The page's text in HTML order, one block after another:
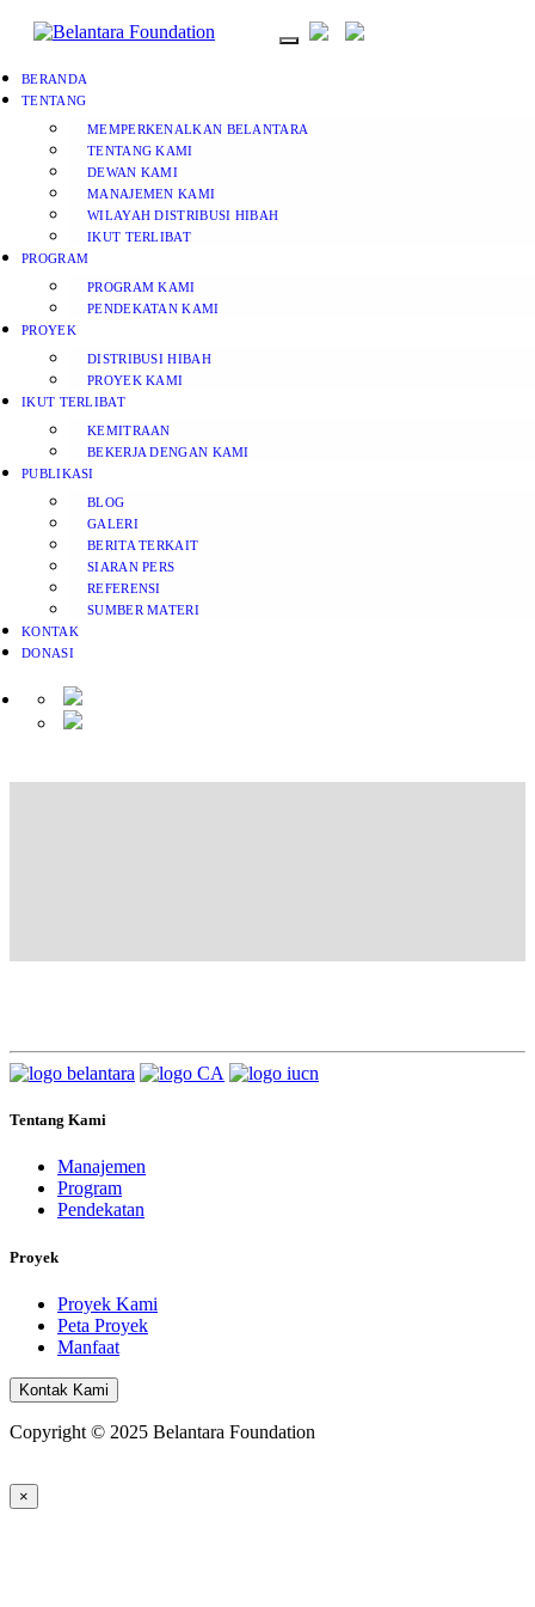
BERANDA
TENTANG
MEMPERKENALKAN BELANTARA
TENTANG KAMI
DEWAN KAMI
MANAJEMEN KAMI
WILAYAH DISTRIBUSI HIBAH
IKUT TERLIBAT
PROGRAM
PROGRAM KAMI
PENDEKATAN KAMI
PROYEK
DISTRIBUSI HIBAH
PROYEK KAMI
IKUT TERLIBAT
KEMITRAAN
BEKERJA DENGAN KAMI
PUBLIKASI
BLOG
GALERI
BERITA TERKAIT
SIARAN PERS
REFERENSI
SUMBER MATERI
KONTAK
DONASI
Tentang Kami
Manajemen
Program
Pendekatan
Proyek
Proyek Kami
Peta Proyek
Manfaat
Kontak Kami
Copyright © 2025 Belantara Foundation
×